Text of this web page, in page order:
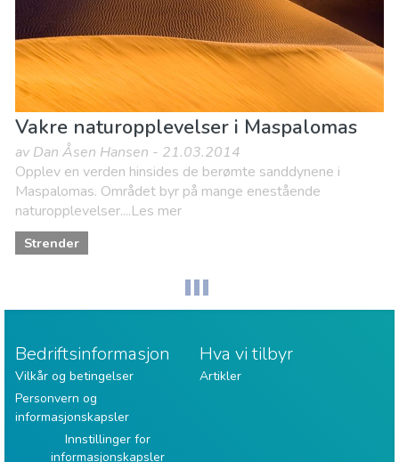
Vakre naturopplevelser i Maspalomas
av Dan Åsen Hansen - 21.03.2014
Opplev en verden hinsides de berømte sanddynene i
Maspalomas. Området byr på mange enestående
naturopplevelser....Les mer
Strender
Bedriftsinformasjon
Vilkår og betingelser
Personvern og
informasjonskapsler
Innstillinger for
informasjonskapsler
Hva vi tilbyr
Artikler